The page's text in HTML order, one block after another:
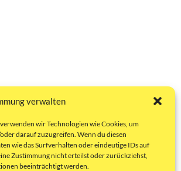
verwalten
wir Technologien wie Cookies, um
darauf zuzugreifen. Wenn du diesen
wie das Surfverhalten oder eindeutige IDs auf
Zustimmung nicht erteilst oder zurückziehst,
beeinträchtigt werden.